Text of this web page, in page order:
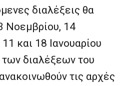
διαλέξεις θα
Νοεμβρίου, 14
και 18 Ιανουαρίου
των διαλέξεων του
τις αρχές